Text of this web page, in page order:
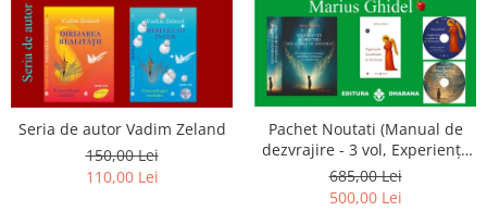
Seria de autor Vadim Zeland
150,00 Lei
110,00 Lei
Pachet Noutati (Manual de
dezvrajire - 3 vol, Experiențe
și amintiri, Rugăciunile
Luceafarului de dimineata) -
Marius Ghidel
685,00 Lei
500,00 Lei